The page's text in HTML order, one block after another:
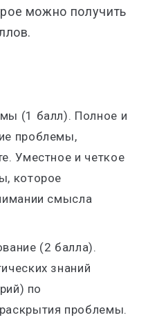
можно получить
(1 балл). Полное и
проблемы,
Уместное и четкое
которое
смысла
(2 балла).
знаний
по
проблемы.